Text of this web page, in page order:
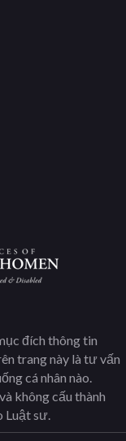
đích thông tin
trang này là tư vấn
cá nhân nào.
không cấu thành
Luật sư.